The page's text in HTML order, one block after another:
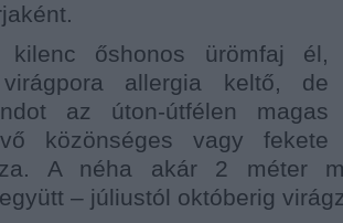
kilenc őshonos ürömfaj él,
allergia keltő, de
az úton-útfélen magas
közönséges vagy fekete
A néha akár 2 méter
– júliustól októberig